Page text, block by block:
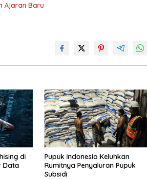
Ajaran Baru
di
Data
Pupuk Indonesia Keluhkan
Rumitnya Penyaluran Pupuk
Subsidi